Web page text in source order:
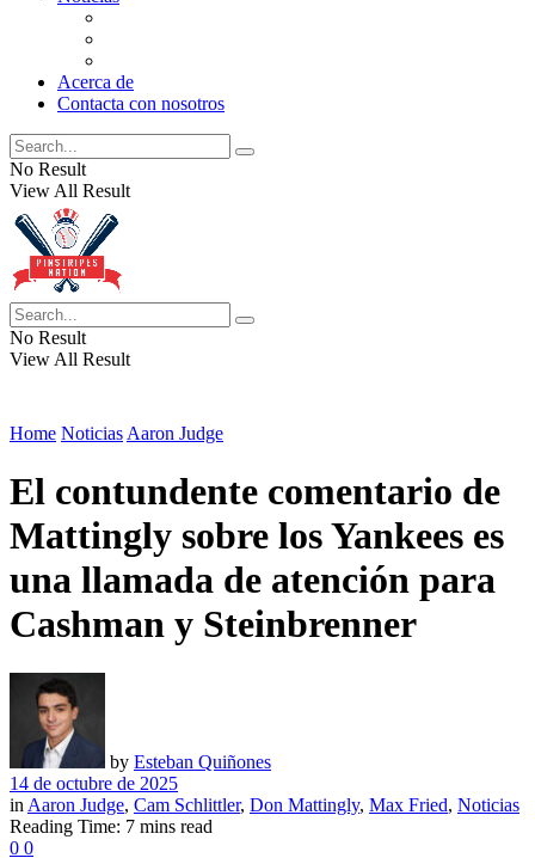
Acerca de
Contacta con nosotros
No Result
View All Result
No Result
View All Result
Home Noticias Aaron Judge
El contundente comentario de
Mattingly sobre los Yankees es
una llamada de atención para
Cashman y Steinbrenner
by Esteban Quiñones
14 de octubre de 2025
in Aaron Judge, Cam Schlittler, Don Mattingly, Max Fried, Noticias
Reading Time: 7 mins read
0 0